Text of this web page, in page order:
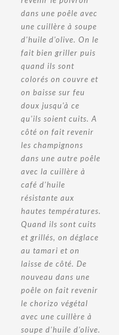
dans une poêle avec
une cuillère à soupe
d'huile d'olive. On le
fait bien griller puis
quand ils sont
colorés on couvre et
on baisse sur feu
doux jusqu'à ce
qu'ils soient cuits. A
côté on fait revenir
les champignons
dans une autre poêle
avec la cuillère à
café d'huile
résistante aux
hautes températures.
Quand ils sont cuits
et grillés, on déglace
au tamari et on
laisse de côté. De
nouveau dans une
poêle on fait revenir
le chorizo végétal
avec une cuillère à
soupe d'huile d'olive.